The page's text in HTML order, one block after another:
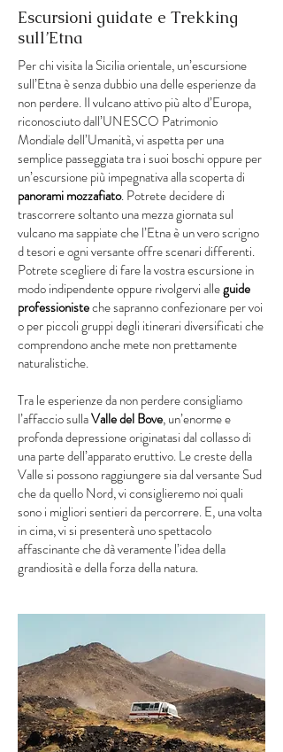
Escursioni guidate e Trekking
sull’Etna
Per chi visita la Sicilia orientale, un’escursione
sull’Etna è senza dubbio una delle esperienze da
non perdere. Il vulcano attivo più alto d’Europa,
riconosciuto dall’UNESCO Patrimonio
Mondiale dell’Umanità, vi aspetta per una
semplice passeggiata tra i suoi boschi oppure per
un’escursione più impegnativa alla scoperta di
panorami mozzafiato. Potrete decidere di
trascorrere soltanto una mezza giornata sul
vulcano ma sappiate che l’Etna è un vero scrigno
d tesori e ogni versante offre scenari differenti.
Potrete scegliere di fare la vostra escursione in
modo indipendente oppure rivolgervi alleguide
professionisteche sapranno confezionare per voi
o per piccoli gruppi degli itinerari diversificati che
comprendono anche mete non prettamente
naturalistiche.
Tra le esperienze da non perdere consigliamo
l’affaccio sullaValle del Bove, un’enorme e
profonda depressione originatasi dal collasso di
una parte dell’apparato eruttivo. Le creste della
Valle si possono raggiungere sia dal versante Sud
che da quello Nord, vi consiglieremo noi quali
sono i migliori sentieri da percorrere. E, una volta
in cima, vi si presenterà uno spettacolo
affascinante che dà veramente l’idea della
grandiosità e della forza della natura.